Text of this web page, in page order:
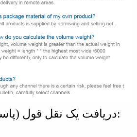
دریافت یک نقل قول (پاسخ در 24 ساعت):